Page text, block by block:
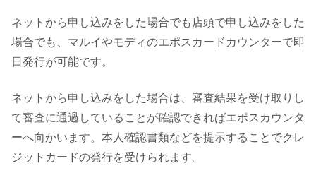
ネットから申し込みをした場合でも店頭で申し込みをした
場合でも、マルイやモディのエポスカードカウンターで即
日発行が可能です。
ネットから申し込みをした場合は、審査結果を受け取りし
て審査に通過していることが確認できればエポスカウンタ
ーへ向かいます。本人確認書類などを提示することでクレ
ジットカードの発行を受けられます。